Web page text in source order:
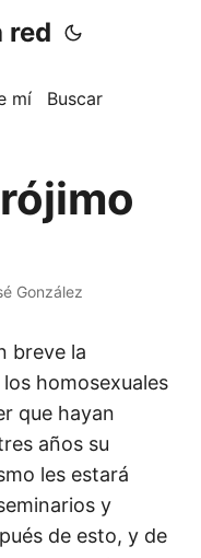
red
mí Buscar
González
breve la
homosexuales
que hayan
años su
les estará
y
de esto, y de